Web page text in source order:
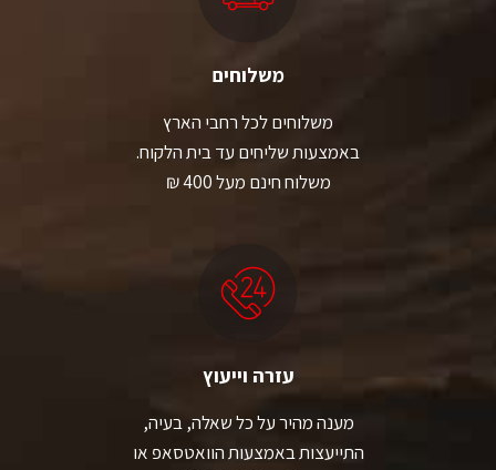
משלוחים
משלוחים לכל רחבי הארץ
באמצעות שליחים עד בית הלקוח.
משלוח חינם מעל 400 ₪
עזרה וייעוץ
מענה מהיר על כל שאלה, בעיה,
התייעצות באמצעות הוואטסאפ או